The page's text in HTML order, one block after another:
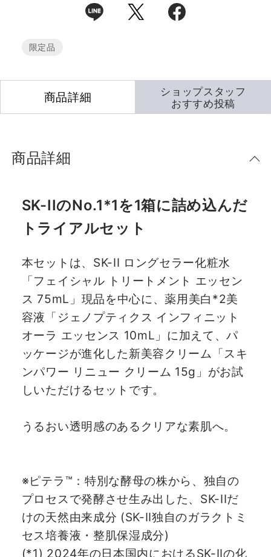
限定品
商品詳細
商品詳細
SK-IIのNo.1*1を1箱に詰め込んだ
トライアルセット
本セットは、SK-II ロングセラー化粧水
「フェイシャル トリートメント エッセン
ス 75mL」現品を中心に、薬用美白*2美
容液「ジェノプティクス インフィニット
オーラ エッセンス 10mL」に加えて、パ
ッケージが進化した新美容クリーム「スキ
ンパワー リニュー クリーム 15g」がお試
しいただけるセットです。
うるおい透明感のあるクリアな素肌へ。
※ピテラ™：特別な酵母の株から、独自の
プロセスで発酵させ生み出した、SK-IIだ
けの天然由来成分 (SK-II独自のガラクトミ
セス培養液・整肌保湿成分)
(*1) 2024年の日本国内におけるSK-IIの化
ショップスタッフ
おすすめ投稿